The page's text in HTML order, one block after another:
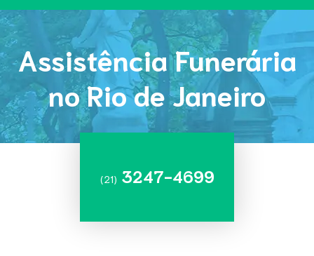
Assistência Funerária
no Rio de Janeiro
(21) 3247-4699